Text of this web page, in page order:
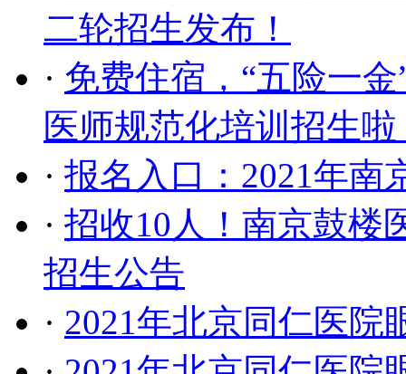
二轮招生发布！
· 免费住宿，“五险一
医师规范化培训招生啦
· 报名入口：2021年南
· 招收10人！南京鼓楼
招生公告
· 2021年北京同仁医院